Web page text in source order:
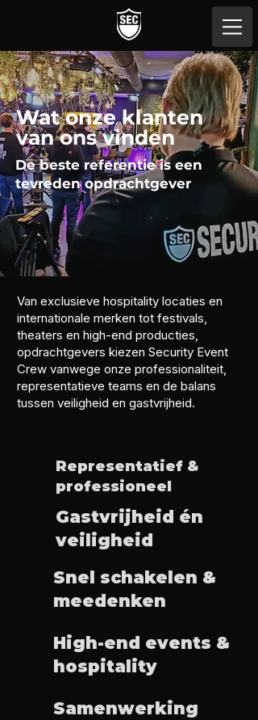
Wat onze klanten
van ons vinden
De beste referentie is een
tevreden opdrachtgever
Van exclusieve hospitality locaties en
internationale merken tot festivals,
theaters en high-end producties,
opdrachtgevers kiezen Security Event
Crew vanwege onze professionaliteit,
representatieve teams en de balans
tussen veiligheid en gastvrijheid.
Representatief &
professioneel
Gastvrijheid én
veiligheid
Snel schakelen &
meedenken
High-end events &
hospitality
Samenwerking